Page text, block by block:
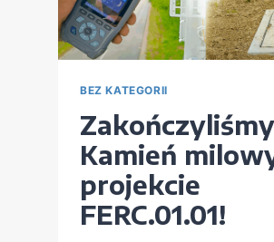
BEZ KATEGORII
Kamień
projekcie
FERC.01.01!